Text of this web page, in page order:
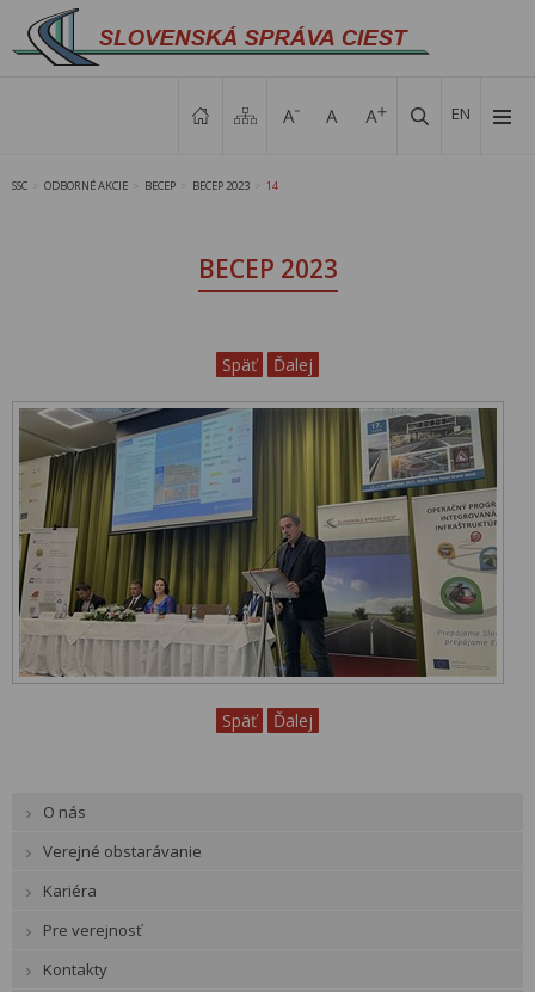
EN
SSC ODBORNÉ AKCIE BECEP BECEP 2023 14
BECEP 2023
Späť Ďalej
Späť Ďalej
O nás
Verejné obstarávanie
Kariéra
Pre verejnosť
Kontakty